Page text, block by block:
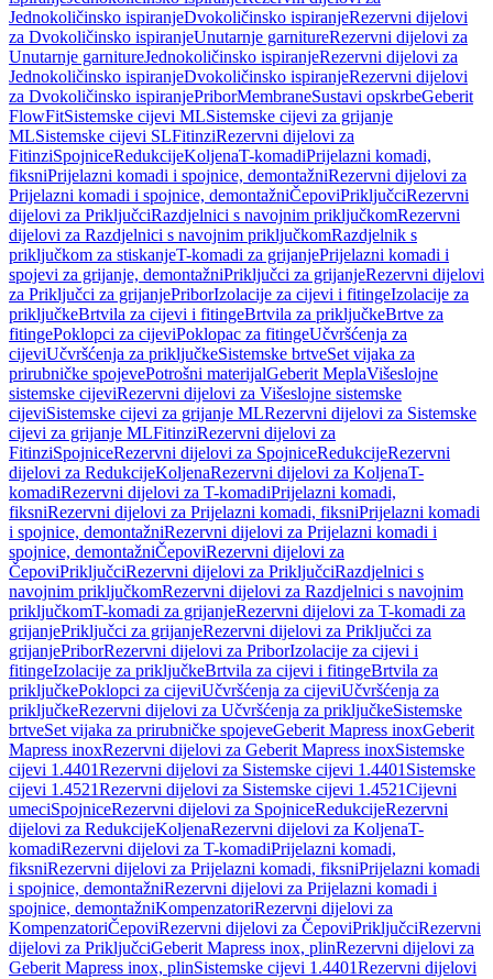
Jednokoličinsko ispiranjeDvokoličinsko ispiranjeRezervni dijelovi
za Dvokoličinsko ispiranjeUnutarnje garnitureRezervni dijelovi za
Unutarnje garnitureJednokoličinsko ispiranjeRezervni dijelovi za
Jednokoličinsko ispiranjeDvokoličinsko ispiranjeRezervni dijelovi
za Dvokoličinsko ispiranjePriborMembraneSustavi opskrbeGeberit
FlowFitSistemske cijevi MLSistemske cijevi za grijanje
MLSistemske cijevi SLFitinziRezervni dijelovi za
FitinziSpojniceRedukcijeKoljenaT-komadiPrijelazni komadi,
fiksniPrijelazni komadi i spojnice, demontažniRezervni dijelovi za
Prijelazni komadi i spojnice, demontažniČepoviPriključciRezervni
dijelovi za PriključciRazdjelnici s navojnim priključkomRezervni
dijelovi za Razdjelnici s navojnim priključkomRazdjelnik s
priključkom za stiskanjeT-komadi za grijanjePrijelazni komadi i
spojevi za grijanje, demontažniPriključci za grijanjeRezervni dijelovi
za Priključci za grijanjePriborIzolacije za cijevi i fitingeIzolacije za
priključkeBrtvila za cijevi i fitingeBrtvila za priključkeBrtve za
fitingePoklopci za cijeviPoklopac za fitingeUčvršćenja za
cijeviUčvršćenja za priključkeSistemske brtveSet vijaka za
prirubničke spojevePotrošni materijalGeberit MeplaVišeslojne
sistemske cijeviRezervni dijelovi za Višeslojne sistemske
cijeviSistemske cijevi za grijanje MLRezervni dijelovi za Sistemske
cijevi za grijanje MLFitinziRezervni dijelovi za
FitinziSpojniceRezervni dijelovi za SpojniceRedukcijeRezervni
dijelovi za RedukcijeKoljenaRezervni dijelovi za KoljenaT-
komadiRezervni dijelovi za T-komadiPrijelazni komadi,
fiksniRezervni dijelovi za Prijelazni komadi, fiksniPrijelazni komadi
i spojnice, demontažniRezervni dijelovi za Prijelazni komadi i
spojnice, demontažniČepoviRezervni dijelovi za
ČepoviPriključciRezervni dijelovi za PriključciRazdjelnici s
navojnim priključkomRezervni dijelovi za Razdjelnici s navojnim
priključkomT-komadi za grijanjeRezervni dijelovi za T-komadi za
grijanjePriključci za grijanjeRezervni dijelovi za Priključci za
grijanjePriborRezervni dijelovi za PriborIzolacije za cijevi i
fitingeIzolacije za priključkeBrtvila za cijevi i fitingeBrtvila za
priključkePoklopci za cijeviUčvršćenja za cijeviUčvršćenja za
priključkeRezervni dijelovi za Učvršćenja za priključkeSistemske
brtveSet vijaka za prirubničke spojeveGeberit Mapress inoxGeberit
Mapress inoxRezervni dijelovi za Geberit Mapress inoxSistemske
cijevi 1.4401Rezervni dijelovi za Sistemske cijevi 1.4401 Sistemske
cijevi 1.4521Rezervni dijelovi za Sistemske cijevi 1.4521Cijevni
umeciSpojniceRezervni dijelovi za SpojniceRedukcijeRezervni
dijelovi za RedukcijeKoljenaRezervni dijelovi za KoljenaT-
komadiRezervni dijelovi za T-komadiPrijelazni komadi,
fiksniRezervni dijelovi za Prijelazni komadi, fiksniPrijelazni komadi
i spojnice, demontažniRezervni dijelovi za Prijelazni komadi i
spojnice, demontažniKompenzatoriRezervni dijelovi za
KompenzatoriČepoviRezervni dijelovi za ČepoviPriključciRezervni
dijelovi za PriključciGeberit Mapress inox, plinRezervni dijelovi za
Geberit Mapress inox, plinSistemske cijevi 1.4401Rezervni dijelovi